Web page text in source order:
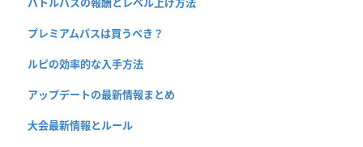
プレミアムパスは買うべき？
ルピの効率的な入手方法
アップデートの最新情報まとめ
大会最新情報とルール